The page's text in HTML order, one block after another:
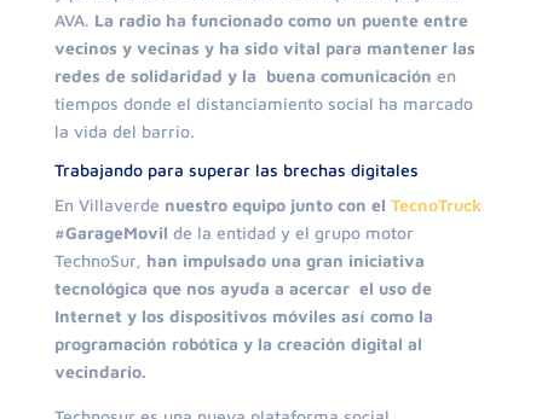
AVA. La radio ha funcionado como un puente entre
vecinos y vecinas y ha sido vital para mantener las
redes de solidaridad y la buena comunicación en
tiempos donde el distanciamiento social ha marcado
la vida del barrio.
Trabajando para superar las brechas digitales
En Villaverde nuestro equipo junto con el TecnoTruck
#GarageMovil de la entidad y el grupo motor
TechnoSur, han impulsado una gran iniciativa
tecnológica que nos ayuda a acercar el uso de
Internet y los dispositivos móviles así como la
programación robótica y la creación digital al
vecindario.